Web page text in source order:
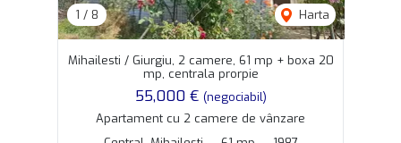
1 / 8 Harta
Mihailesti / Giurgiu, 2 camere, 61 mp + boxa 20
mp, centrala prorpie
55,000 € (negociabil)
Apartament cu 2 camere de vânzare